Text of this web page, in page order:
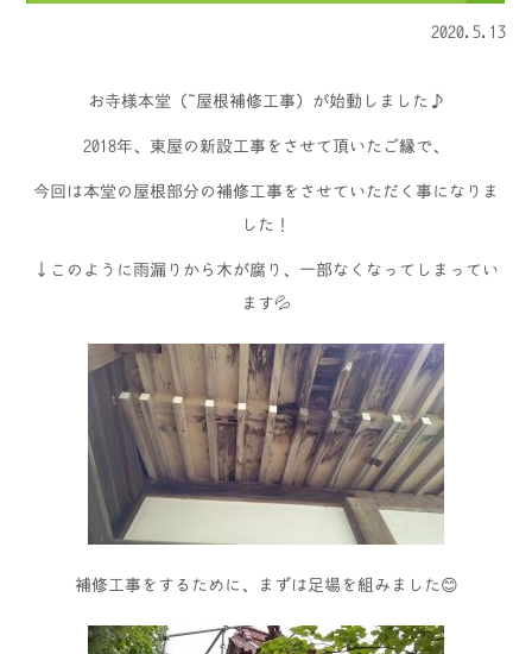
2020.5.13
お寺様本堂（ 屋根補修工事）が始動しました♪
2018年、東屋の新設工事をさせて頂いたご縁で、
今回は本堂の屋根部分の補修工事をさせていただく事になりま
した！
↓このように雨漏りから木が腐り、一部なくなってしまってい
ます💦
補修工事をするために、まずは足場を組みました😊